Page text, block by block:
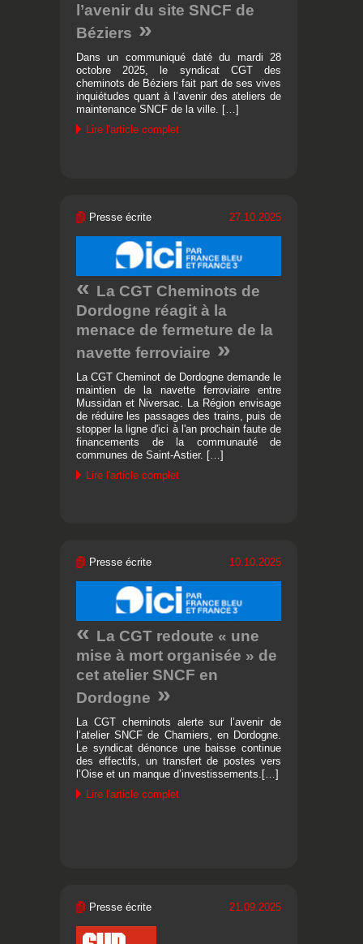
l’avenir du site SNCF de
Béziers
Dans un communiqué daté du mardi 28
octobre 2025, le syndicat CGT des
cheminots de Béziers fait part de ses vives
inquiétudes quant à l’avenir des ateliers de
maintenance SNCF de la ville. […]
Lire l'article complet
Presse écrite 27.10.2025
La CGT Cheminots de
Dordogne réagit à la
menace de fermeture de la
navette ferroviaire
La CGT Cheminot de Dordogne demande le
maintien de la navette ferroviaire entre
Mussidan et Niversac. La Région envisage
de réduire les passages des trains, puis de
stopper la ligne d'ici à l'an prochain faute de
financements de la communauté de
communes de Saint-Astier. […]
Lire l'article complet
Presse écrite 10.10.2025
La CGT redoute « une
mise à mort organisée » de
cet atelier SNCF en
Dordogne
La CGT cheminots alerte sur l’avenir de
l’atelier SNCF de Chamiers, en Dordogne.
Le syndicat dénonce une baisse continue
des effectifs, un transfert de postes vers
l’Oise et un manque d’investissements.[…]
Lire l'article complet
Presse écrite 21.09.2025